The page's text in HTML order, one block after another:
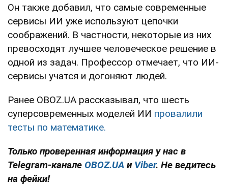
Он также добавил, что самые современные
сервисы ИИ уже используют цепочки
соображений. В частности, некоторые из них
превосходят лучшее человеческое решение в
одной из задач. Профессор отмечает, что ИИ-
сервисы учатся и догоняют людей.
Ранее OBOZ.UA рассказывал, что шесть
суперсовременных моделей ИИ провалили
тесты по математике.
Только проверенная информация у нас в
Telegram-канале OBOZ.UA и Viber. Не ведитесь
на фейки!